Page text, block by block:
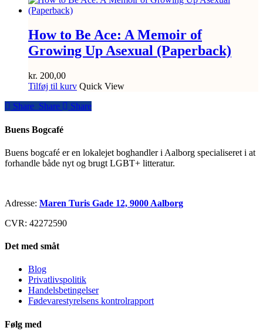
How to Be Ace: A Memoir of
Growing Up Asexual (Paperback)
kr. 200,00
Tilføj til kurv Quick View
Share
Share Share Share
Buens Bogcafé
Buens bogcafé er en lokalejet boghandler i Aalborg specialiseret i at
forhandle både nyt og brugt LGBT+ litteratur.
Adresse: Maren Turis Gade 12, 9000 Aalborg
CVR: 42272590
Det med småt
Blog
Privatlivspolitik
Handelsbetingelser
Fødevarestyrelsens kontrolrapport
Følg med